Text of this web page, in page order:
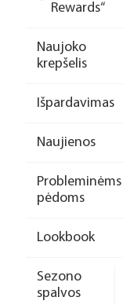
Rewards“
Naujoko
krepšelis
Išpardavimas
Naujienos
Probleminėms
pėdoms
Lookbook
Sezono
spalvos